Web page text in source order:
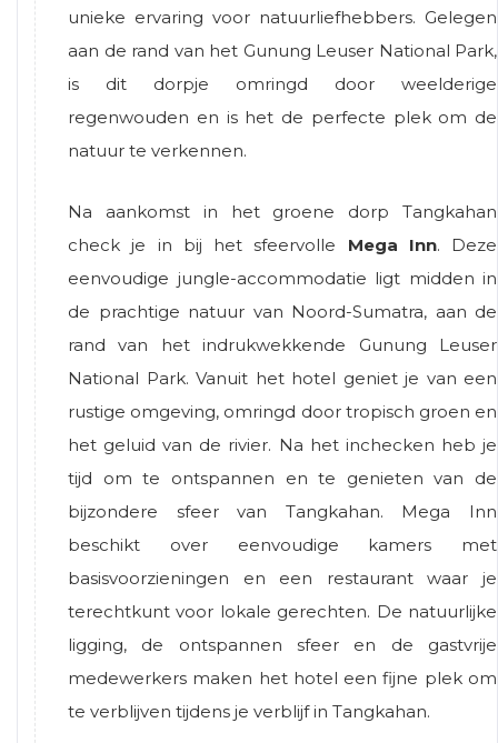
unieke ervaring voor natuurliefhebbers. Gelegen
aan de rand van het Gunung Leuser National Park,
is dit dorpje omringd door weelderige
regenwouden en is het de perfecte plek om de
natuur te verkennen.
Na aankomst in het groene dorp Tangkahan
check je in bij het sfeervolle Mega Inn. Deze
eenvoudige jungle-accommodatie ligt midden in
de prachtige natuur van Noord-Sumatra, aan de
rand van het indrukwekkende Gunung Leuser
National Park. Vanuit het hotel geniet je van een
rustige omgeving, omringd door tropisch groen en
het geluid van de rivier. Na het inchecken heb je
tijd om te ontspannen en te genieten van de
bijzondere sfeer van Tangkahan. Mega Inn
beschikt over eenvoudige kamers met
basisvoorzieningen en een restaurant waar je
terechtkunt voor lokale gerechten. De natuurlijke
ligging, de ontspannen sfeer en de gastvrije
medewerkers maken het hotel een fijne plek om
te verblijven tijdens je verblijf in Tangkahan.